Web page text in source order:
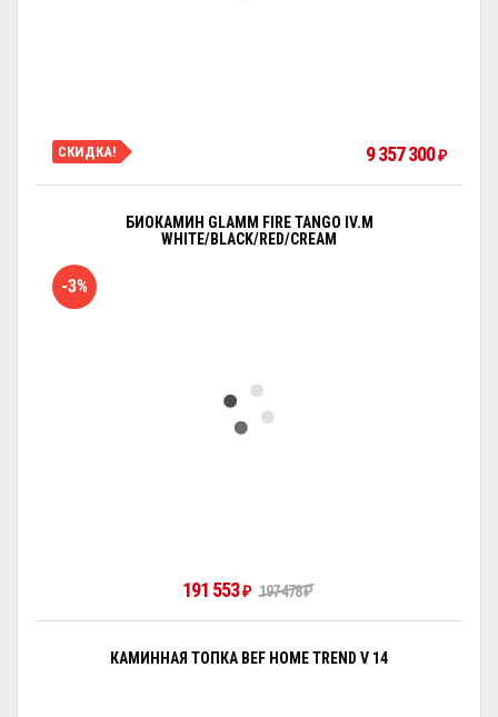
СКИДКА! 9 357 300₽
БИОКАМИН GLAMM FIRE TANGO IV.M
WHITE/BLACK/RED/CREAM
-3%
191 553₽ 197 478₽
КАМИННАЯ ТОПКА BEF HOME TREND V 14